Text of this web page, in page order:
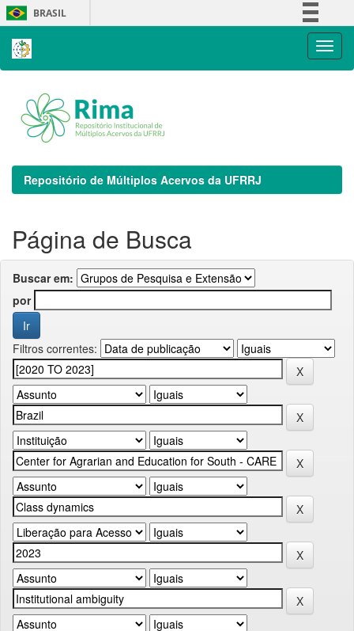
Skip
navigation
BRASIL
Repositório de Múltiplos Acervos da UFRRJ
Página de Busca
Buscar em:
por
Filtros correntes: